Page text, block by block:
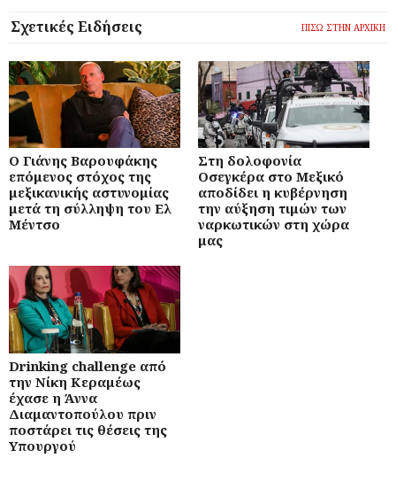
Σχετικές Ειδήσεις ΠΙΣΩ ΣΤΗΝ ΑΡΧΙΚΗ
Ο Γιάνης Βαρουφάκης
επόμενος στόχος της
μεξικανικής αστυνομίας
μετά τη σύλληψη του Ελ
Μέντσο
Στη δολοφονία
Οσεγκέρα στο Μεξικό
αποδίδει η κυβέρνηση
την αύξηση τιμών των
ναρκωτικών στη χώρα
μας
Drinking challenge από
την Νίκη Κεραμέως
έχασε η Άννα
Διαμαντοπούλου πριν
ποστάρει τις θέσεις της
Υπουργού